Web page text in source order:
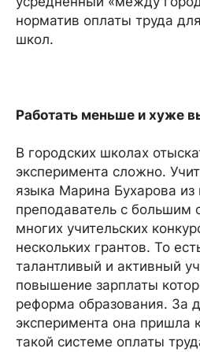
норматив оплаты труда
школ.
Работать меньше и хуже
В городских школах
эксперимента сложно.
языка Марина Бухарова
преподаватель с большим
многих учительских
нескольких грантов. То
талантливый и активный
повышение зарплаты
реформа образования. За
эксперимента она пришла
такой системе оплаты